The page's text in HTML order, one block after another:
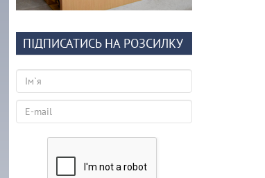
ПІДПИСАТИСЬ НА РОЗСИЛКУ